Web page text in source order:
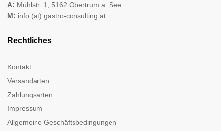
A: Mühlstr. 1, 5162 Obertrum a. See
M: info (at) gastro-consulting.at
Rechtliches
Kontakt
Versandarten
Zahlungsarten
Impressum
Allgemeine Geschäftsbedingungen